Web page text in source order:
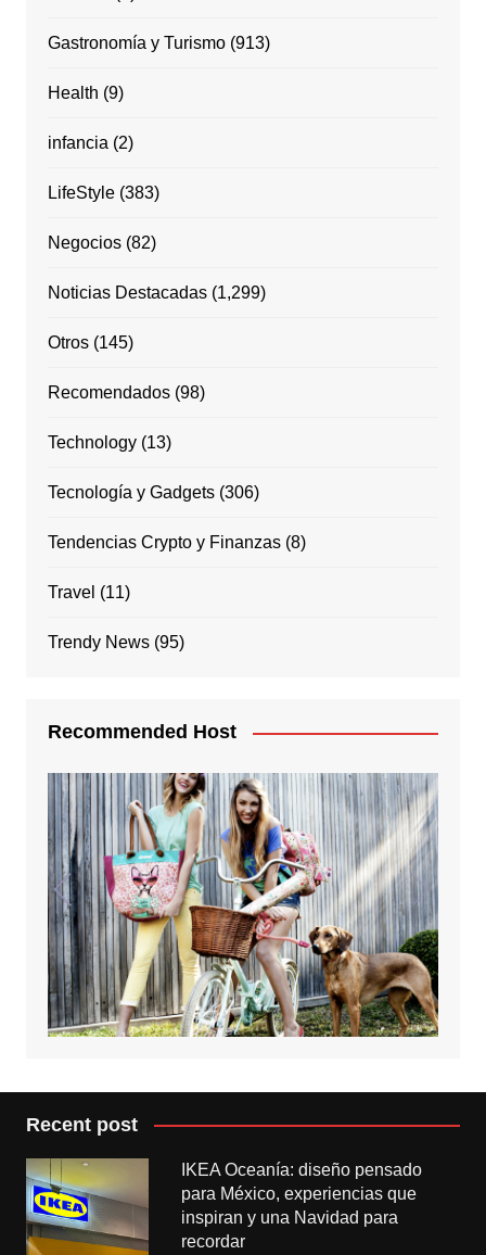
Gastronomía y Turismo(913)
Health (9)
infancia (2)
LifeStyle(383)
Negocios(82)
Noticias Destacadas(1,299)
Otros(145)
Recomendados(98)
Technology(13)
Tecnología y Gadgets(306)
Tendencias Crypto y Finanzas(8)
Travel (11)
Trendy News(95)
Recommended Host
Recent post
IKEA Oceanía: diseño pensado
para México, experiencias que
inspiran y una Navidad para
recordar